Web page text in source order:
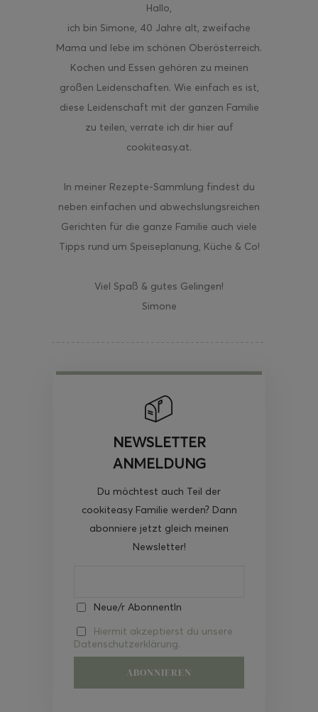
Hallo,
ich bin Simone, 40 Jahre alt, zweifache
Mama und lebe im schönen Oberösterreich.
Kochen und Essen gehören zu meinen
großen Leidenschaften. Wie einfach es ist,
diese Leidenschaft mit der ganzen Familie
zu teilen, verrate ich dir hier auf
cookiteasy.at.
In meiner Rezepte-Sammlung findest du
neben einfachen und abwechslungsreichen
Gerichten für die ganze Familie auch viele
Tipps rund um Speiseplanung, Küche & Co!
Viel Spaß & gutes Gelingen!
Simone
NEWSLETTER
ANMELDUNG
Du möchtest auch Teil der
cookiteasy Familie werden? Dann
abonniere jetzt gleich meinen
Newsletter!
Neue/r AbonnentIn
Hiermit akzeptierst du unsere
Datenschutzerklärung.